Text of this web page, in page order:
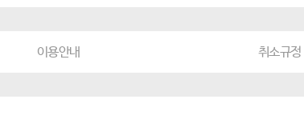
이용안내 취소규정